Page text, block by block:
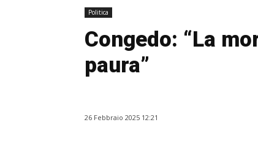
Politica
Congedo: “La
paura”
26 Febbraio 2025 12:21